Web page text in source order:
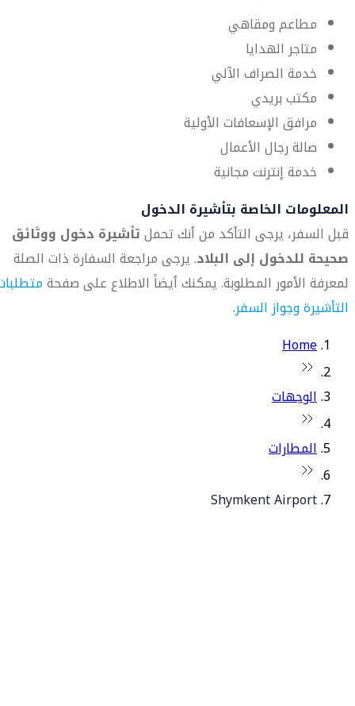
مطاعم ومقاهي
متاجر الهدايا
خدمة الصراف الآلي
مكتب بريدي
مرافق الإسعافات الأولية
صالة رجال الأعمال
خدمة إنترنت مجانية
المعلومات الخاصة بتأشيرة الدخول
قبل السفر، يرجى التأكد من أنك تحملتأشيرة دخول ووثائق
صحيحة للدخول إلى البلاد. يرجى مراجعة السفارة ذات الصلة
لمعرفة الأمور المطلوبة. يمكنك أيضاً الاطلاع على صفحة
التأشيرة وجواز السفر.
Home
الوجهات
المطارات
Shymkent Airport